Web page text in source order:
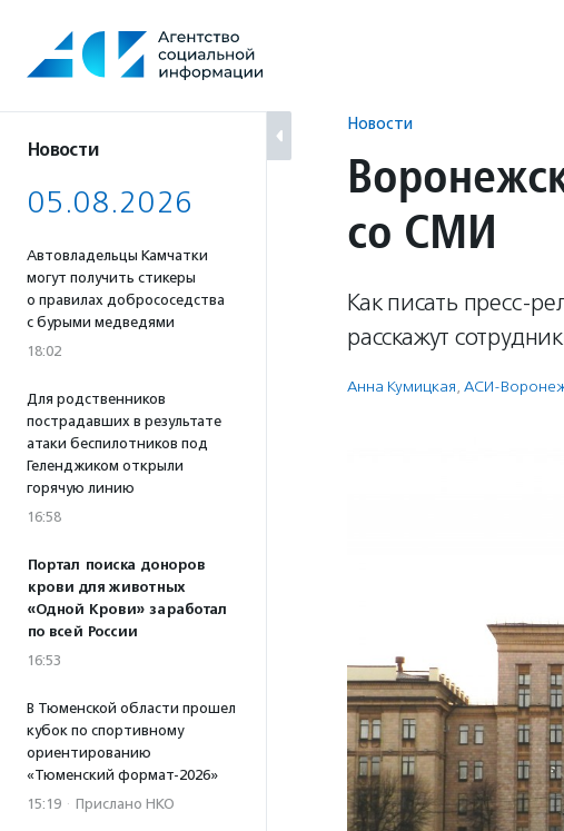
содержанию
Новости
05.08.2026
Автовладельцы Камчатки
могут получить стикеры
о правилах добрососедства
с бурыми медведями
18:02
Для родственников
пострадавших в результате
атаки беспилотников под
Геленджиком открыли
горячую линию
16:58
Портал поиска доноров
крови для животных
«Одной Крови» заработал
по всей России
16:53
В Тюменской области прошел
кубок по спортивному
ориентированию
«Тюменский формат-2026»
15:19 · Прислано НКО
Новости
со СМИ
Как писать пресс-
расскажут
Анна Кумицкая, АСИ-